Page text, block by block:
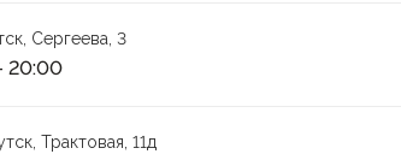
Сергеева, 3
20:00
Трактовая, 11д